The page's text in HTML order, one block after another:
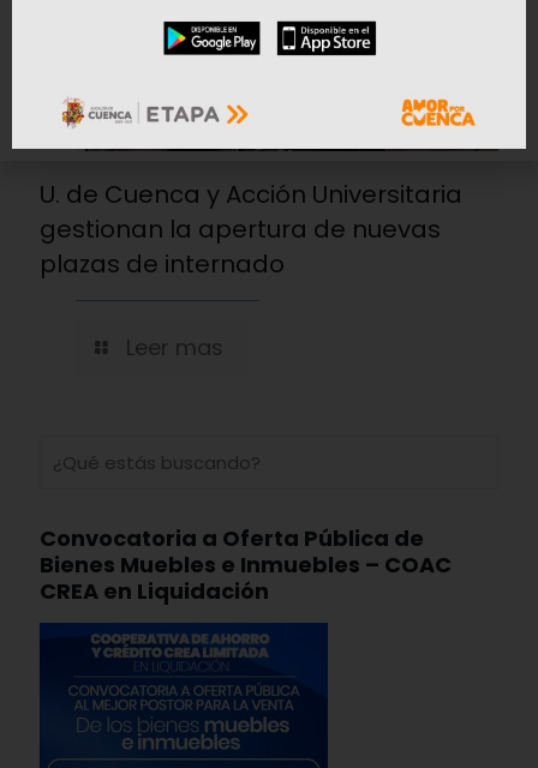
U. de Cuenca y Acción Universitaria
gestionan la apertura de nuevas
plazas de internado
Leer mas
Convocatoria a Oferta Pública de
Bienes Muebles e Inmuebles – COAC
CREA en Liquidación